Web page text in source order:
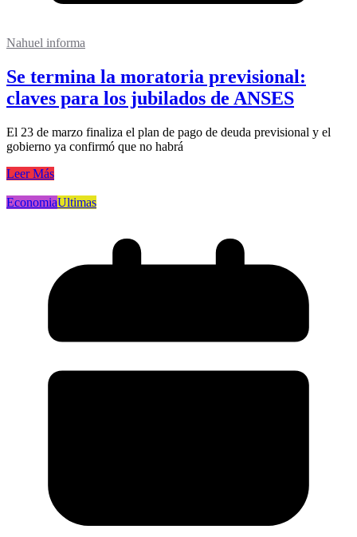
Nahuel informa
Se termina la moratoria previsional:
claves para los jubilados de ANSES
El 23 de marzo finaliza el plan de pago de deuda previsional y el
gobierno ya confirmó que no habrá
Leer Más
EconomiaUltimas